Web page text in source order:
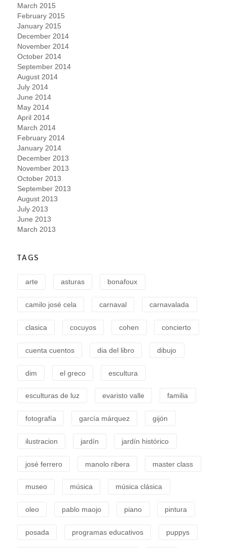
March 2015
February 2015
January 2015
December 2014
November 2014
October 2014
September 2014
August 2014
July 2014
June 2014
May 2014
April 2014
March 2014
February 2014
January 2014
December 2013
November 2013
October 2013
September 2013
August 2013
July 2013
June 2013
March 2013
TAGS
arte asturas bonafoux
camilo josé cela carnaval carnavalada
clasica cocuyos cohen concierto
cuenta cuentos dia del libro dibujo
dim el greco escultura
esculturas de luz evaristo valle familia
fotografía garcía márquez gijón
ilustracion jardín jardín histórico
josé ferrero manolo ribera master class
museo música música clásica
oleo pablo maojo piano pintura
posada programas educativos puppys